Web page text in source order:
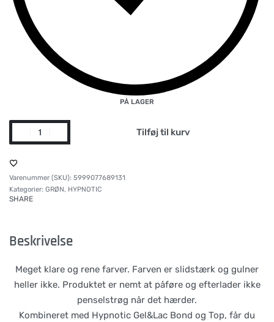
PÅ LAGER
Tilføj til kurv
5999077689131
Kategorier: GRØN, HYPNOTIC
SHARE
Beskrivelse
Meget klare og rene farver. Farven er slidstærk og gulner
heller ikke. Produktet er nemt at påføre og efterlader ikke
penselstrøg når det hærder.
Kombineret med Hypnotic Gel&Lac Bond og Top, får du